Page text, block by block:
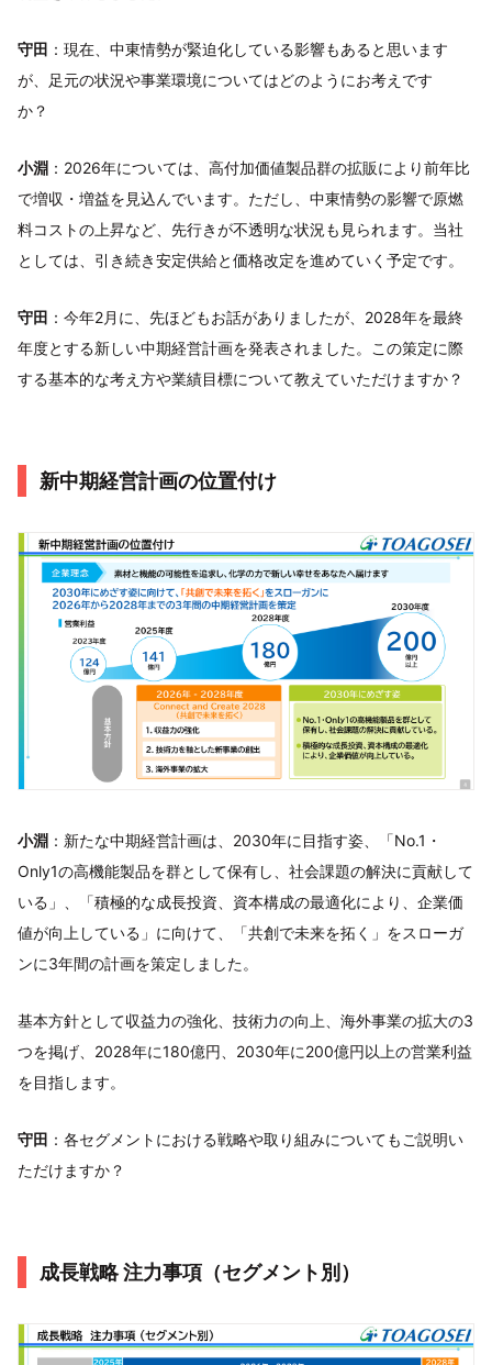
守田 ：現在、中東情勢が緊迫化している影響もあると思います
が、足元の状況や事業環境についてはどのようにお考えです
か？
小淵 ：2026年については、高付加価値製品群の拡販により前年比
で増収・増益を見込んでいます。ただし、中東情勢の影響で原燃
料コストの上昇など、先行きが不透明な状況も見られます。当社
としては、引き続き安定供給と価格改定を進めていく予定です。
守田 ：今年2月に、先ほどもお話がありましたが、2028年を最終
年度とする新しい中期経営計画を発表されました。この策定に際
する基本的な考え方や業績目標について教えていただけますか？
新中期経営計画の位置付け
小淵 ：新たな中期経営計画は、2030年に目指す姿、「No.1・
Only1の高機能製品を群として保有し、社会課題の解決に貢献して
いる」、「積極的な成長投資、資本構成の最適化により、企業価
値が向上している」に向けて、「共創で未来を拓く」をスローガ
ンに3年間の計画を策定しました。
基本方針として収益力の強化、技術力の向上、海外事業の拡大の3
つを掲げ、2028年に180億円、2030年に200億円以上の営業利益
を目指します。
守田 ：各セグメントにおける戦略や取り組みについてもご説明い
ただけますか？
成長戦略 注力事項（セグメント別）